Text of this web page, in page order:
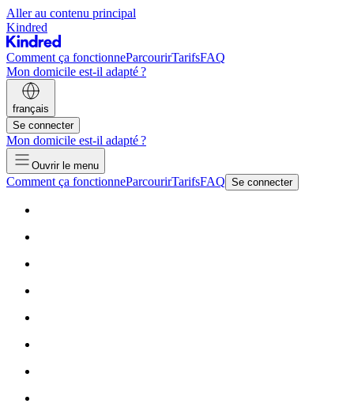
Aller au contenu principal
Kindred
Comment ça fonctionneParcourirTarifsFAQ
Mon domicile est-il adapté ?
français
Se connecter
Mon domicile est-il adapté ?
Ouvrir le menu
Comment ça fonctionneParcourirTarifsFAQ Se connecter